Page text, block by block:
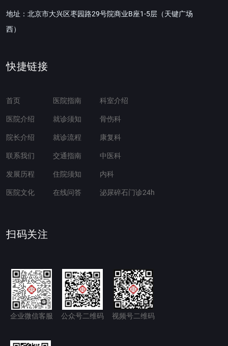
地址：北京市大兴区枣园路29号院商业B座1-5层（天键广场
西）
快捷链接
首页
医院介绍
院长介绍
联系我们
发展历程
医院文化
医院指南
就诊须知
就诊流程
交通指南
住院须知
在线问答
科室介绍
骨伤科
康复科
中医科
内科
泌尿碎石门诊24h
扫码关注
企业微信客服 公众号二维码 视频号二维码